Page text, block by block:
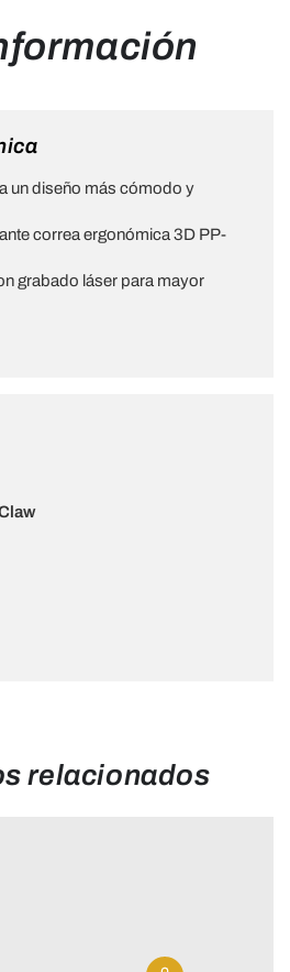
un diseño más cómodo y
correa ergonómica 3D PP-
grabado láser para mayor
relacionados